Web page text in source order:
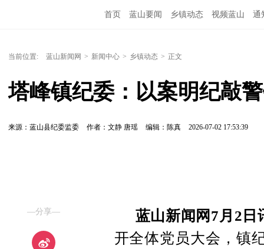
首页 蓝山要闻 乡镇动态 视频蓝山 通
当前位置: 蓝山新闻网 > 新闻中心 > 乡镇动态 > 正文
塔峰镇纪委：以案明纪敲
来源：蓝山县纪委监委 作者：文静 唐瑶 编辑：陈真 2026-07-02 17:53:39
—分享—
蓝山新闻网7月2日
开全体党员大会，镇